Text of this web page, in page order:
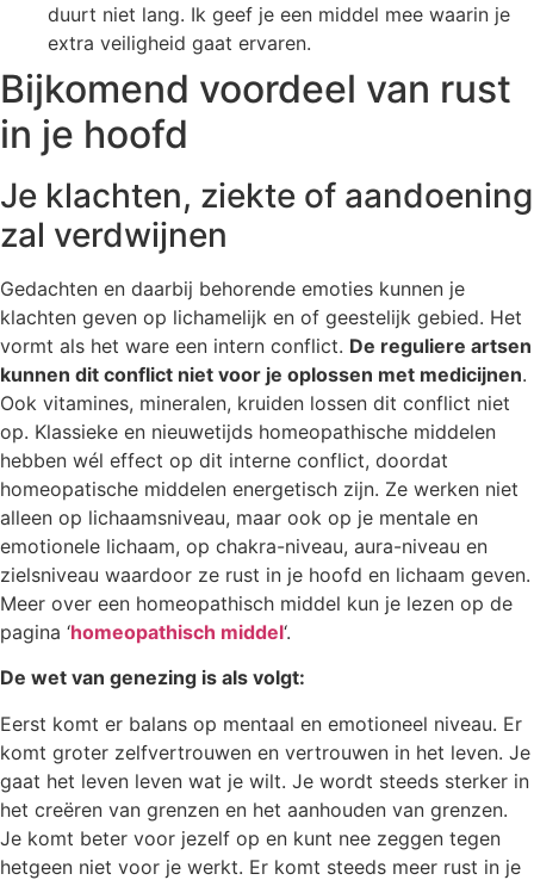
duurt niet lang. Ik geef je een middel mee waarin je
extra veiligheid gaat ervaren.
Bijkomend voordeel van rust
in je hoofd
Je klachten, ziekte of aandoening
zal verdwijnen
Gedachten en daarbij behorende emoties kunnen je
klachten geven op lichamelijk en of geestelijk gebied. Het
vormt als het ware een intern conflict. De reguliere artsen
kunnen dit conflict niet voor je oplossen met medicijnen.
Ook vitamines, mineralen, kruiden lossen dit conflict niet
op. Klassieke en nieuwetijds homeopathische middelen
hebben wél effect op dit interne conflict, doordat
homeopatische middelen energetisch zijn. Ze werken niet
alleen op lichaamsniveau, maar ook op je mentale en
emotionele lichaam, op chakra-niveau, aura-niveau en
zielsniveau waardoor ze rust in je hoofd en lichaam geven.
Meer over een homeopathisch middel kun je lezen op de
pagina ‘homeopathisch middel‘.
De wet van genezing is als volgt:
Eerst komt er balans op mentaal en emotioneel niveau. Er
komt groter zelfvertrouwen en vertrouwen in het leven. Je
gaat het leven leven wat je wilt. Je wordt steeds sterker in
het creëren van grenzen en het aanhouden van grenzen.
Je komt beter voor jezelf op en kunt nee zeggen tegen
hetgeen niet voor je werkt. Er komt steeds meer rust in je